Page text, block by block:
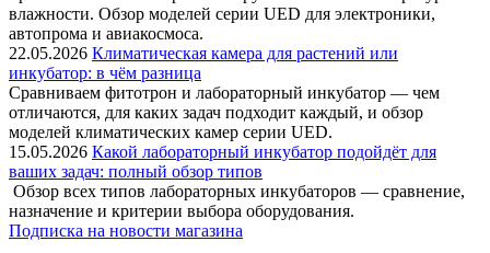
влажности. Обзор моделей серии UED для электроники,
автопрома и авиакосмоса.
22.05.2026 Климатическая камера для растений или
инкубатор: в чём разница
Сравниваем фитотрон и лабораторный инкубатор — чем
отличаются, для каких задач подходит каждый, и обзор
моделей климатических камер серии UED.
15.05.2026 Какой лабораторный инкубатор подойдёт для
ваших задач: полный обзор типов
Обзор всех типов лабораторных инкубаторов — сравнение,
назначение и критерии выбора оборудования.
Подписка на новости магазина